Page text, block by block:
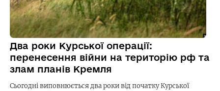
Два роки Курської операції:
перенесення війни на територію рф та
злам планів Кремля
Сьогодні виповнюється два роки від початку Курської